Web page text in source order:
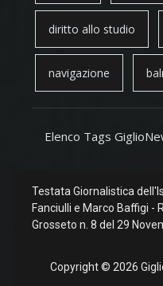
diritto allo studio
navigazione
Elenco Tags
Testata Giornalistica
Fanciulli e Marco Baffigi -
Grosseto n. 8 del 29
Copyright © 2026